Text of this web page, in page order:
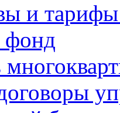
и тарифы